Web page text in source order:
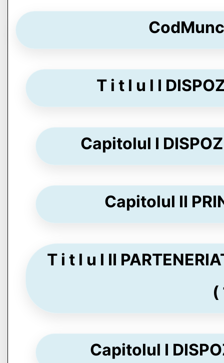
T i t l u l I
Capitolul I
Capitolul II
T i t l u l II
(
Capitolul I